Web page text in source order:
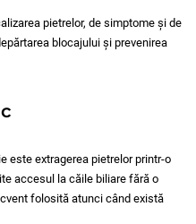
pietrelor, de simptome și de
blocajului și prevenirea
este extragerea pietrelor printr-o
accesul la căile biliare fără o
folosită atunci când există